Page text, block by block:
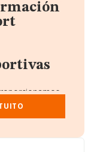
CIF,